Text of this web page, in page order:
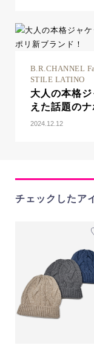
B.R.CHANNEL
STILE LATINO
大人の本格
えた話題のナ
2024.12.12
チェックしたア